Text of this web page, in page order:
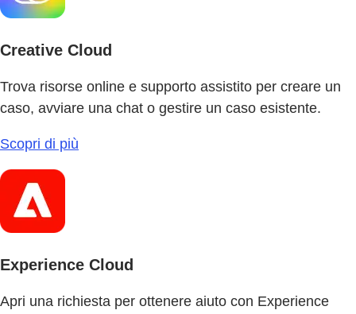
Creative Cloud
Trova risorse online e supporto assistito per creare un
caso, avviare una chat o gestire un caso esistente.
Scopri di più
Experience Cloud
Apri una richiesta per ottenere aiuto con Experience